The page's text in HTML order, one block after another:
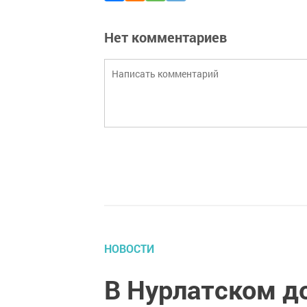
Нет комментариев
НОВОСТИ
В Нурлатском